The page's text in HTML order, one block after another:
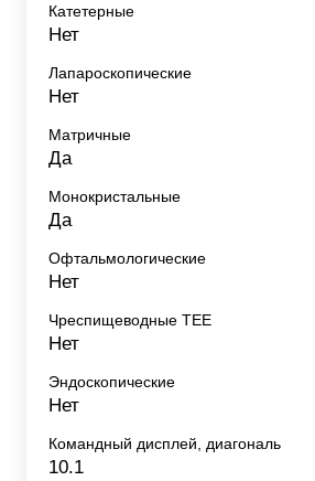
Катетерные
Нет
Лапароскопические
Нет
Матричные
Да
Монокристальные
Да
Офтальмологические
Нет
Чреспищеводные TEE
Нет
Эндоскопические
Нет
Командный дисплей, диагональ
10.1